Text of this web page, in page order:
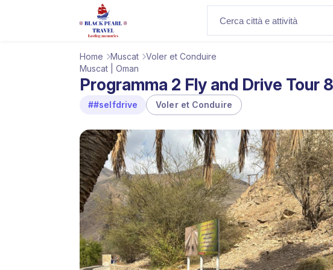
Home Muscat Voler et Conduire
Muscat | Oman
Programma 2 Fly and Drive Tour
##selfdrive Voler et Conduire